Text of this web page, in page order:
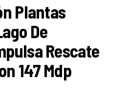
Plantas
De
Rescate
147 Mdp